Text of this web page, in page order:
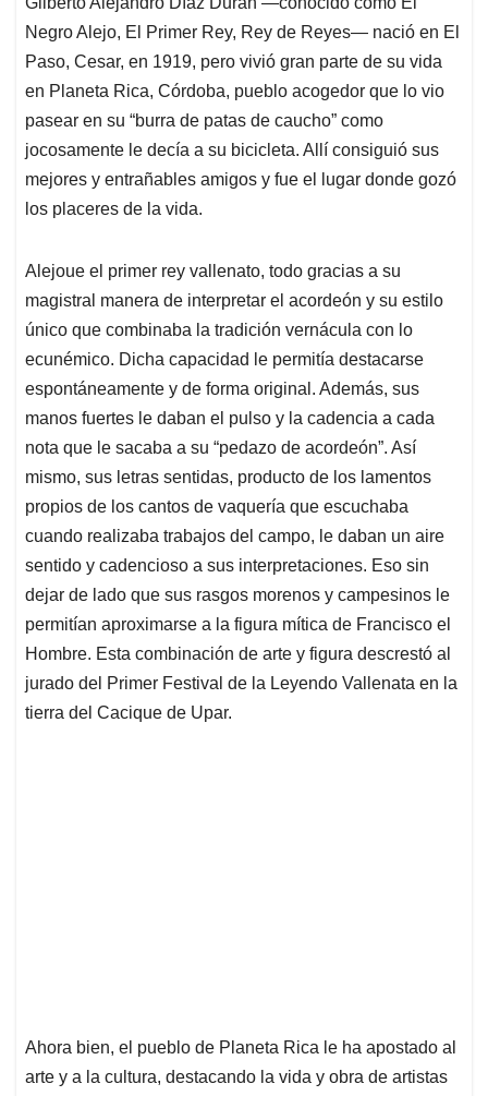
s
A
p
p
b
o
o
k
e
d
I
n
l
a
d
s
Negro Alejo, El Primer Rey, Rey de Reyes— nació en El
Paso, Cesar, en 1919, pero vivió gran parte de su vida
en Planeta Rica, Córdoba, pueblo acogedor que lo vio
pasear en su “burra de patas de caucho” como
jocosamente le decía a su bicicleta. Allí consiguió sus
mejores y entrañables amigos y fue el lugar donde gozó
los placeres de la vida.
Alejoue el primer rey vallenato, todo gracias a su
magistral manera de interpretar el acordeón y su estilo
único que combinaba la tradición vernácula con lo
ecunémico. Dicha capacidad le permitía destacarse
espontáneamente y de forma original. Además, sus
manos fuertes le daban el pulso y la cadencia a cada
nota que le sacaba a su “pedazo de acordeón”. Así
mismo, sus letras sentidas, producto de los lamentos
propios de los cantos de vaquería que escuchaba
cuando realizaba trabajos del campo, le daban un aire
sentido y cadencioso a sus interpretaciones. Eso sin
dejar de lado que sus rasgos morenos y campesinos le
permitían aproximarse a la figura mítica de Francisco el
Hombre. Esta combinación de arte y figura descrestó al
jurado del Primer Festival de la Leyendo Vallenata en la
tierra del Cacique de Upar.
Ahora bien, el pueblo de Planeta Rica le ha apostado al
arte y a la cultura, destacando la vida y obra de artistas